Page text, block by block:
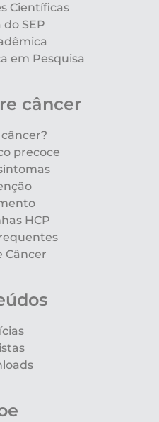
Científicas
SEP
em Pesquisa
câncer
precoce
HCP
Câncer